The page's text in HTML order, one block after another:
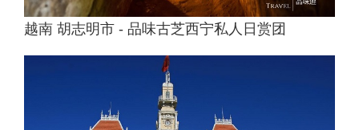
越南 胡志明市 - 品味古芝西宁私人日赏团